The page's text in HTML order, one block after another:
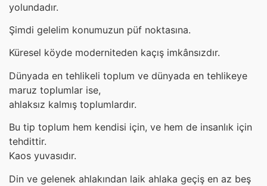
yolundadır.
Şimdi gelelim konumuzun püf noktasına.
Küresel köyde moderniteden kaçış imkânsızdır.
Dünyada en tehlikeli toplum ve dünyada en tehlikeye
maruz toplumlar ise,
ahlaksız kalmış toplumlardır.
Bu tip toplum hem kendisi için, ve hem de insanlık için
tehdittir.
Kaos yuvasıdır.
Din ve gelenek ahlakından laik ahlaka geçiş en az beş